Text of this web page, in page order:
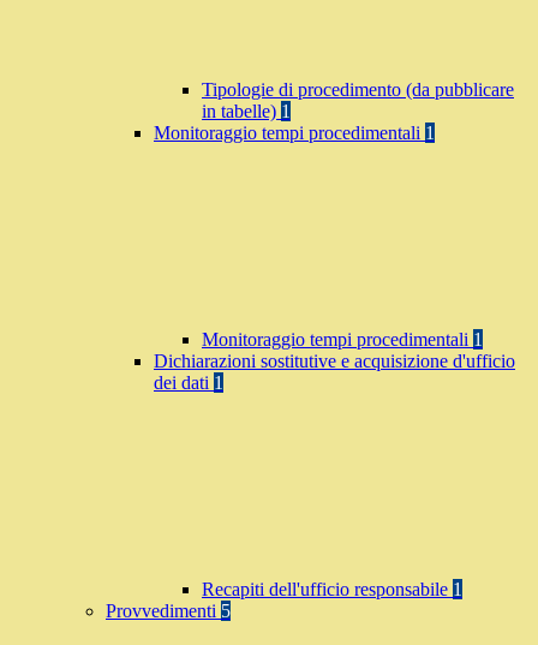
Tipologie di procedimento (da pubblicare
in tabelle) 1
Monitoraggio tempi procedimentali 1
Monitoraggio tempi procedimentali 1
Dichiarazioni sostitutive e acquisizione d'ufficio
dei dati 1
Recapiti dell'ufficio responsabile 1
Provvedimenti 5